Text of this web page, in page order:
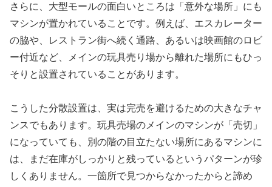
さらに、大型モールの面白いところは「意外な場所」にも
マシンが置かれていることです。例えば、エスカレーター
の脇や、レストラン街へ続く通路、あるいは映画館のロビ
ー付近など、メインの玩具売り場から離れた場所にもひっ
そりと設置されていることがあります。
こうした分散設置は、実は完売を避けるための大きなチャ
ンスでもあります。玩具売場のメインのマシンが「売切」
になっていても、別の階の目立たない場所にあるマシンに
は、まだ在庫がしっかりと残っているというパターンが珍
しくありません。一箇所で見つからなかったからと諦め